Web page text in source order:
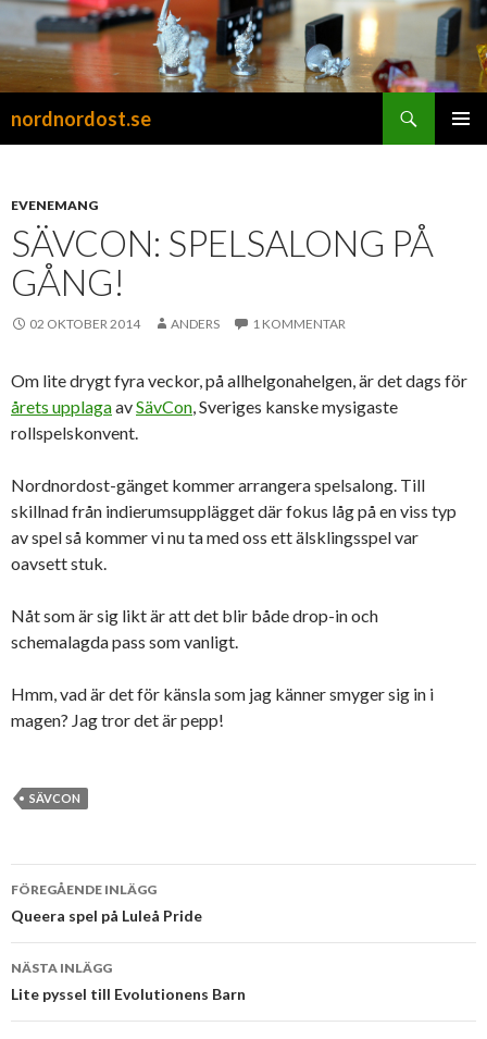
nordnordost.se
EVENEMANG
SÄVCON: SPELSALONG PÅ
GÅNG!
02 OKTOBER 2014 ANDERS 1 KOMMENTAR
Om lite drygt fyra veckor, på allhelgonahelgen, är det dags för
årets upplagaavSävCon, Sveriges kanske mysigaste
rollspelskonvent.
Nordnordost-gänget kommer arrangera spelsalong. Till
skillnad från indierumsupplägget där fokus låg på en viss typ
av spel så kommer vi nu ta med oss ett älsklingsspel var
oavsett stuk.
Nåt som är sig likt är att det blir både drop-in och
schemalagda pass som vanligt.
Hmm, vad är det för känsla som jag känner smyger sig in i
magen? Jag tror det är pepp!
SÄVCON
Inläggsnavigering
FÖREGÅENDE INLÄGG
Queera spel på Luleå Pride
NÄSTA INLÄGG
Lite pyssel till Evolutionens Barn